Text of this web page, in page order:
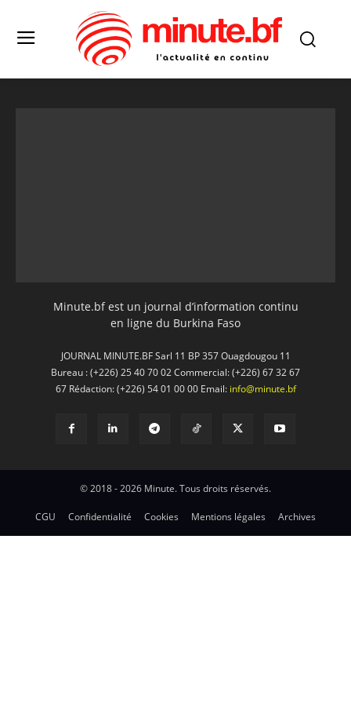
Minute.bf est un journal d’information continu
en ligne du Burkina Faso
JOURNAL MINUTE.BF Sarl 11 BP 357 Ouagdougou 11
Bureau : (+226) 25 40 70 02 Commercial: (+226) 67 32 67
67 Rédaction: (+226) 54 01 00 00 Email: info@minute.bf
© 2018 - 2026 Minute. Tous droits réservés.
CGU Confidentialité Cookies Mentions légales Archives